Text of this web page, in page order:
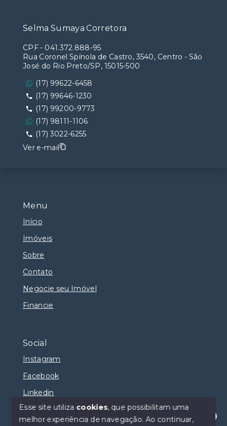
Menu
Início
Imóveis
Sobre
Contato
Negocie seu Imóvel
Financie
Social
Instagram
Facebook
Linkedin
Selma Sumaya Corretora
CPF- 041.372.888-95
Rua Coronel Spínola de Castro, 3540, Centro - São
José do Rio Preto/SP, 15015-500
(17) 99622-6458
(17) 99646-1230
(17) 99200-9773
(17) 98111-1106
(17) 3022-6255
Ver e-mail
Esse site utiliza cookies, que possibilitam uma
melhor experiência de navegação.Ao continuar,